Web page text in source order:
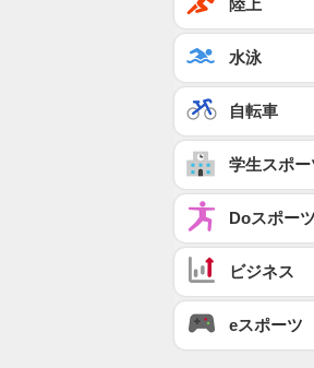
陸上
水泳
自転車
学生スポー
Doスポーツ
ビジネス
eスポーツ